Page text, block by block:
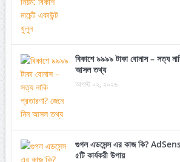
বিকাশে ৯৯৯৯ টাকা বোনাস – সত্য
আসল তথ্য
আগস্ট ০২, ২০২৬
গুগল এডসেন্স এর কাজ কি?
৫টি কার্যকরী উপায়